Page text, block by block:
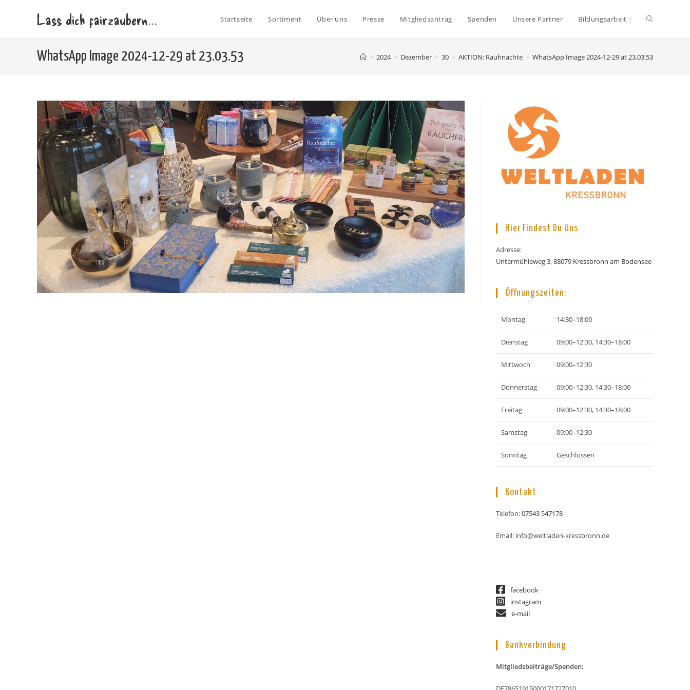
Lass dich fairzaubern… Startseite Sortiment Über uns Presse Mitgliedsantrag Spenden Unsere Partner Bildungsarbeit Toggle
website
WhatsApp Image 2024-12-29 at 23.03.53 > 2024 > Dezember > 30 > AKTION: Rauhnächte > WhatsApp Image 2024-12-29 at 23.03.53
Hier Findest Du Uns
Adresse:
Untermühleweg 3, 88079 Kressbronn am Bodensee
Öffnungszeiten:
Montag 14:30–18:00
Dienstag 09:00–12:30, 14:30–18:00
Mittwoch 09:00–12:30
Donnerstag 09:00–12:30, 14:30–18:00
Freitag 09:00–12:30, 14:30–18:00
Samstag 09:00–12:30
Sonntag Geschlossen
Kontakt
Telefon:07543 547178
Email: info@weltladen-kressbronn.de
facebook
instagram
e-mail
Bankverbindung
Mitgliedsbeiträge/Spenden: